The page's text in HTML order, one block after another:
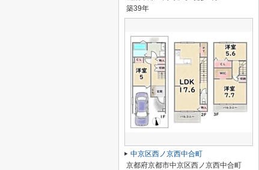
築39年
中京区西ノ京西中合町
京都府京都市中京区西ノ京西中合町